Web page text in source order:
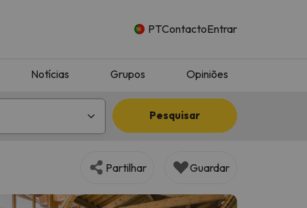
PTContactoEntrar
Notícias Grupos Opiniões
Pesquisar
Partilhar Guardar